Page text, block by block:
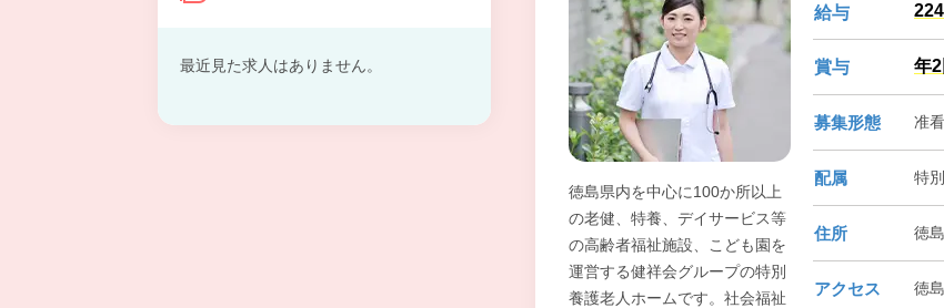
徳島県内を中心に100か所以上
の老健、特養、デイサービス等
の高齢者福祉施設、こども園を
運営する健祥会グループの特別
養護老人ホームです。社会福祉
給与
賞与 年2
募集形態 准
配属 特
住所 徳
アクセス 徳
最近見た求人はありません。